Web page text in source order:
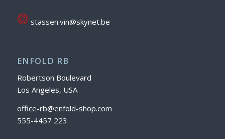
stassen.vin@skynet.be
ENFOLD RB
Robertson Boulevard
Los Angeles, USA
office-rb@enfold-shop.com
555-4457 223